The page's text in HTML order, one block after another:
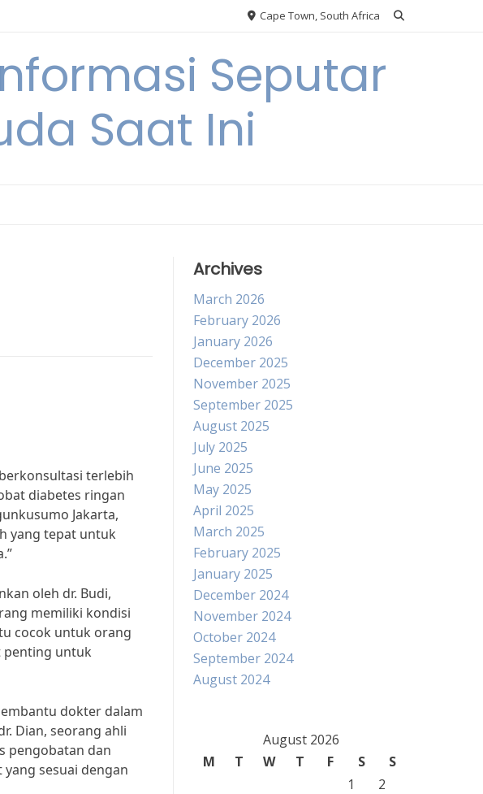
Cape Town, South Africa
Informasi Seputar
Saat Ini
terlebih
diabetes ringan
Jakarta,
yang tepat untuk
oleh dr. Budi,
memiliki kondisi
cocok untuk orang
penting untuk
dokter dalam
Dian, seorang ahli
pengobatan dan
sesuai dengan
Archives
March 2026
February 2026
January 2026
December 2025
November 2025
September 2025
August 2025
July 2025
June 2025
May 2025
April 2025
March 2025
February 2025
January 2025
December 2024
November 2024
October 2024
September 2024
August 2024
August 2026
M
T W T F S
S
1
2